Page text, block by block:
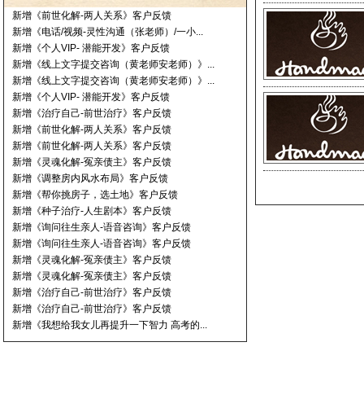
新增《前世化解-两人关系》客户反馈
新增《电话/视频-灵性沟通（张老师）/一小...
新增《个人VIP- 潜能开发》客户反馈
新增《线上文字提交咨询（黄老师安老师）》...
新增《线上文字提交咨询（黄老师安老师）》...
新增《个人VIP- 潜能开发》客户反馈
新增《治疗自己-前世治疗》客户反馈
新增《前世化解-两人关系》客户反馈
新增《前世化解-两人关系》客户反馈
新增《灵魂化解-冤亲债主》客户反馈
新增《调整房内风水布局》客户反馈
新增《帮你挑房子，选土地》客户反馈
新增《种子治疗-人生剧本》客户反馈
新增《询问往生亲人-语音咨询》客户反馈
新增《询问往生亲人-语音咨询》客户反馈
新增《灵魂化解-冤亲债主》客户反馈
新增《灵魂化解-冤亲债主》客户反馈
新增《治疗自己-前世治疗》客户反馈
新增《治疗自己-前世治疗》客户反馈
新增《我想给我女儿再提升一下智力 高考的...